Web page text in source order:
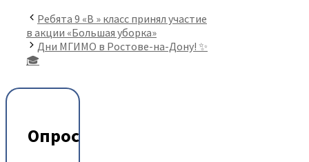
Ребята 9 «В » класс принял участие
в акции «Большая уборка»
Дни МГИМО в Ростове-на-Дону! ✨
🎓
Опрос